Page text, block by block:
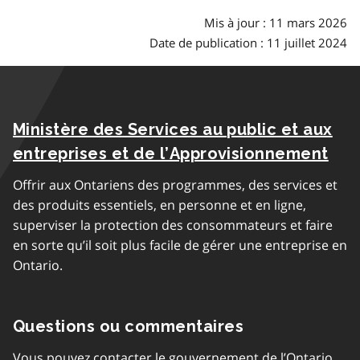
Mis à jour : 11 mars 2026
Date de publication : 11 juillet 2024
Ministère des Services au public et aux
entreprises et de l’Approvisionnement
Offrir aux Ontariens des programmes, des services et
des produits essentiels, en personne et en ligne,
superviser la protection des consommateurs et faire
en sorte qu’il soit plus facile de gérer une entreprise en
Ontario.
Questions ou commentaires